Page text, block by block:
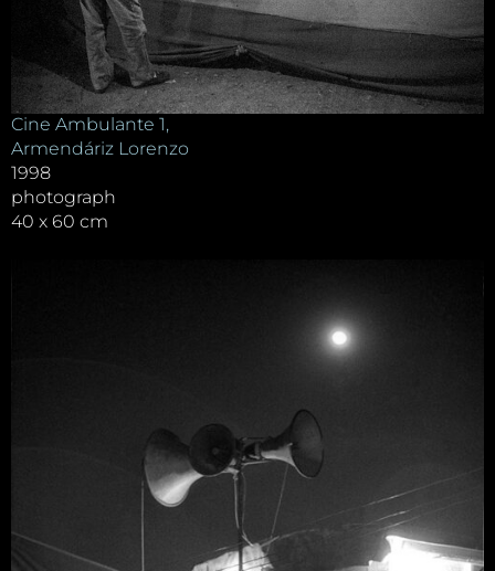
Cine Ambulante 1,
Armendáriz Lorenzo
1998
photograph
40 x 60 cm